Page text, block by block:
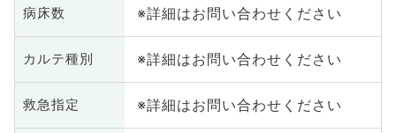
病床数 ※詳細はお問い合わせください
カルテ種別 ※詳細はお問い合わせください
救急指定 ※詳細はお問い合わせください